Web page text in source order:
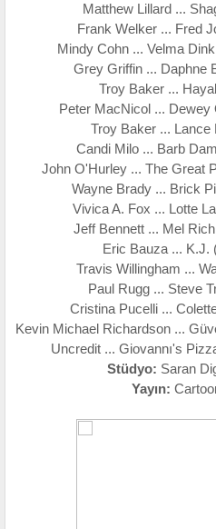
Matthew Lillard ...
Frank Welker ... Fred
Mindy Cohn ... Velma
Grey Griffin ... Daphne
Troy Baker ...
Peter MacNicol ... Dewey
Troy Baker ... Lance
Candi Milo ... Barb
John O'Hurley ... The Great
Wayne Brady ... Brick
Vivica A. Fox ... Lotte
Jeff Bennett ... Mel
Eric Bauza ... K.J.
Travis Willingham ...
Paul Rugg ... Steve
Cristina Pucelli ...
Kevin Michael Richardson ...
Uncredit ... Giovannı's
Stüdyo: Saran
Yayın: